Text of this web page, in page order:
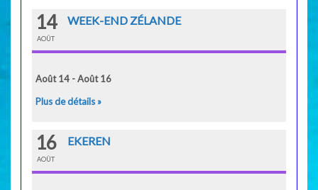
14
AOÛT
WEEK-END ZÉLANDE
Août 14 - Août 16
Plus de détails »
16
AOÛT
EKEREN